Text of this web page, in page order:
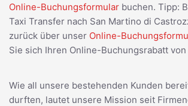
Online-Buchungsformular buchen. Tipp:
Taxi Transfer nach San Martino di
zurück über unser Online-
Sie sich Ihren Online-Buchungsrabatt von
Wie all unsere bestehenden Kunden
durften, lautet unsere Mission seit